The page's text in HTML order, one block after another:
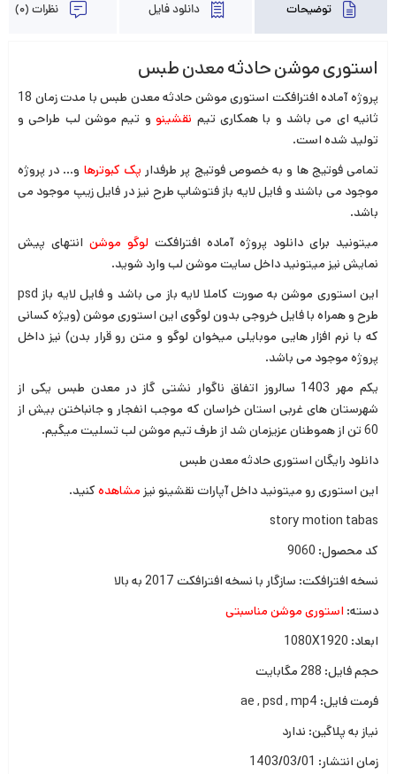
توضیحات دانلود فایل نظرات (0)
استوری موشن حادثه معدن طبس
پروژه آماده افترافکت استوری موشن حادثه معدن طبس با مدت زمان 18
ثانیه ای می باشد و با همکاری تیم نقشینوو تیم موشن لب طراحی و
تولید شده است.
تمامی فوتیج ها و به خصوص فوتیج پر طرفدار پک کبوترها و… در پروژه
موجود می باشند و فایل لایه باز فتوشاپ طرح نیز در فایل زیپ موجود می
باشد.
میتونید برای دانلود پروژه آماده افترافکت لوگو موشن انتهای پیش
نمایش نیز میتونید داخل سایت موشن لب وارد شوید.
این استوری موشن به صورت کاملا لایه باز می باشد و فایل لایه باز psd
طرح و همراه با فایل خروجی بدون لوگوی این استوری موشن (ویژه کسانی
که با نرم افزار هایی موبایلی میخوان لوگو و متن رو قرار بدن) نیز داخل
پروژه موجود می باشد.
یکم مهر 1403 سالروز اتفاق ناگوار نشتی گاز در معدن طبس یکی از
شهرستان های غربی استان خراسان که موجب انفجار و جانباختن بیش از
60 تن از هموطنان عزیزمان شد از طرف تیم موشن لب تسلیت میگیم.
دانلود رایگان استوری حادثه معدن طبس
این استوری رو میتونید داخل آپارات نقشینو نیز مشاهده کنید.
story motion tabas
کد محصول: 9060
نسخه افترافکت: سازگار با نسخه افترافکت 2017 به بالا
دسته: استوری موشن مناسبتی
ابعاد: 1080X1920
حجم فایل: 288 مگابایت
فرمت فایل: ae , psd , mp4
نیاز به پلاگین: ندارد
زمان انتشار: 1403/03/01